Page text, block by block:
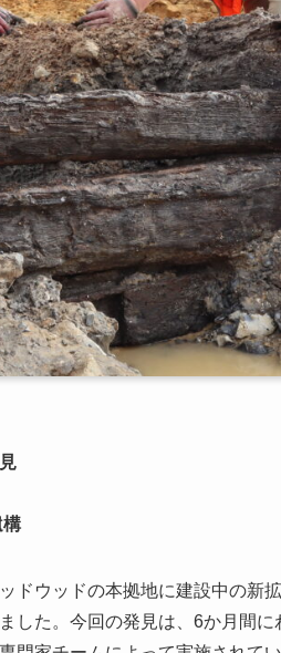
構
ドウッドの本拠地に建設中の新
した。今回の発見は、6か月間